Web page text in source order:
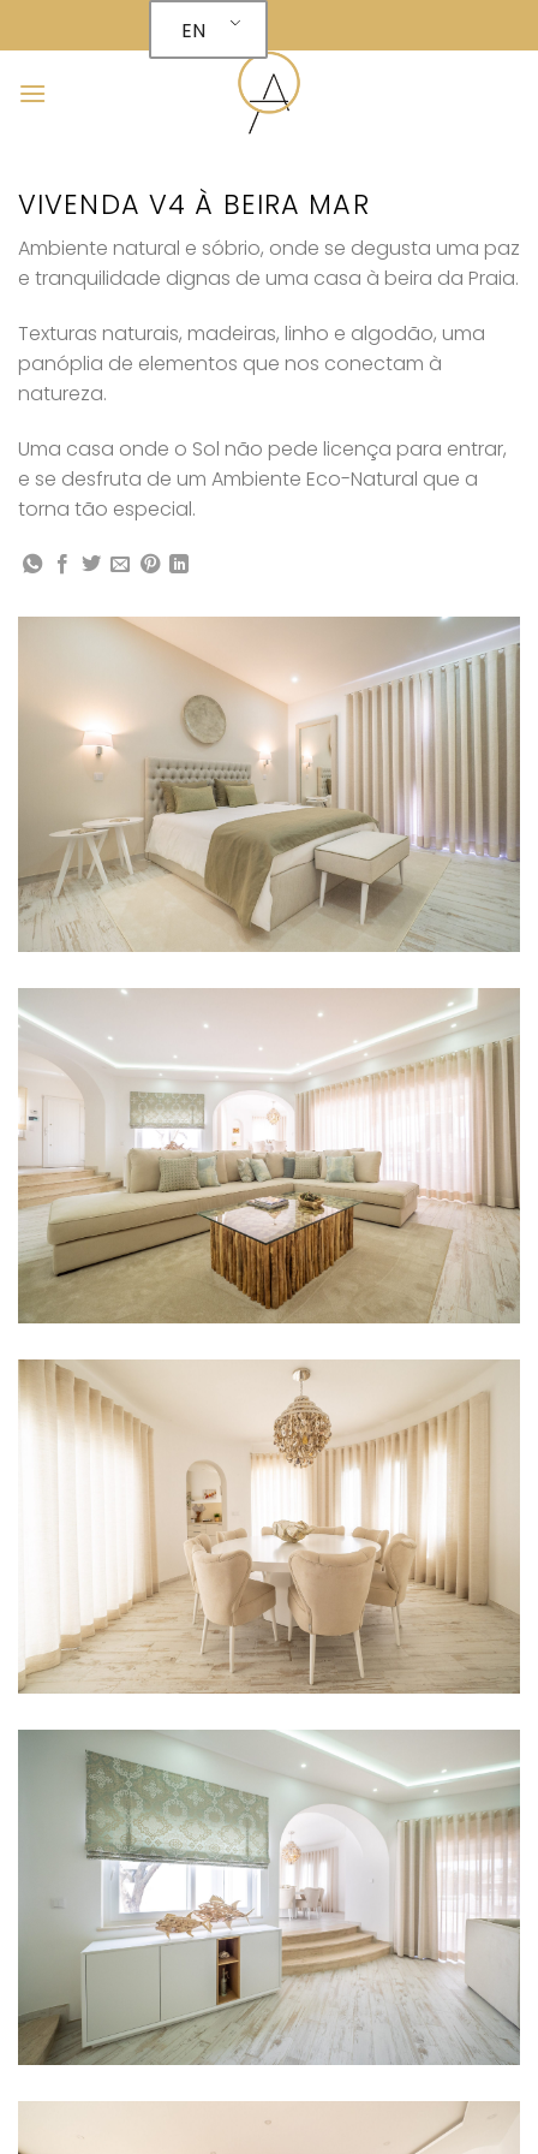
to
EN
VIVENDA V4 À BEIRA MAR
Ambiente natural e sóbrio, onde se degusta uma paz
e tranquilidade dignas de uma casa à beira da Praia.
Texturas naturais, madeiras, linho e algodão, uma
panóplia de elementos que nos conectam à
natureza.
Uma casa onde o Sol não pede licença para entrar,
e se desfruta de um Ambiente Eco-Natural que a
torna tão especial.